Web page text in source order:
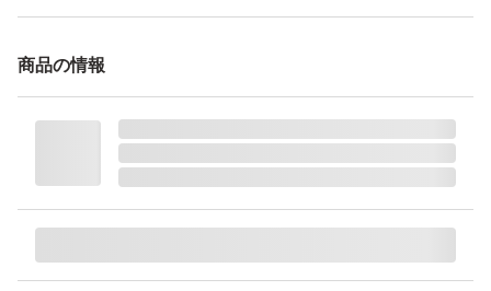
商品の情報